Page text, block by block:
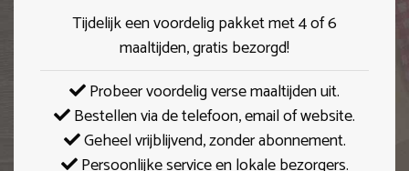
Tijdelijk een voordelig pakket met 4 of 6
maaltijden, gratis bezorgd!
Probeer voordelig verse maaltijden uit.
Bestellen via de telefoon, email of website.
Geheel vrijblijvend, zonder abonnement.
Persoonlijke service en lokale bezorgers.